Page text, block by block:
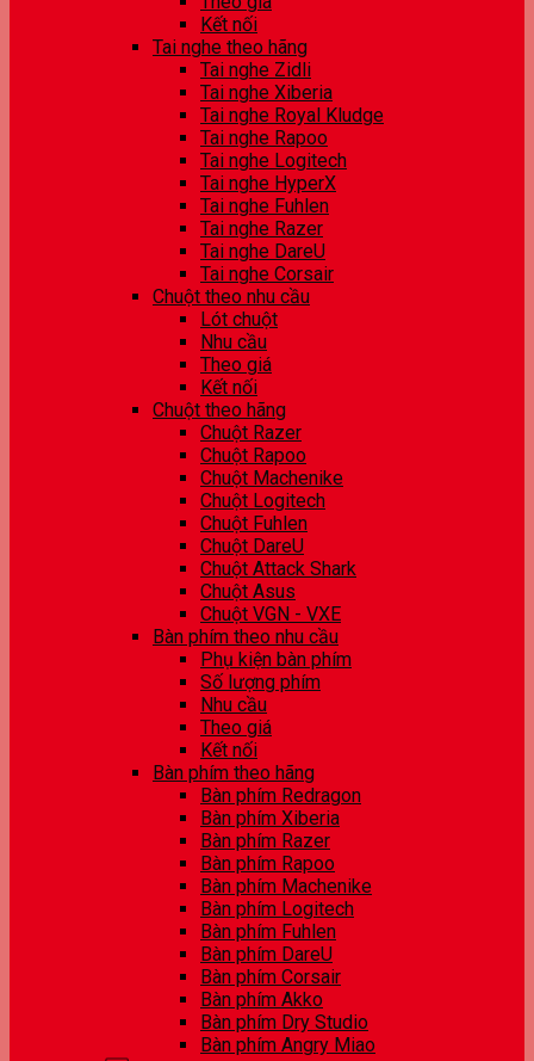
Kết nối
Tai nghe theo hãng
Tai nghe Zidli
Tai nghe Xiberia
Tai nghe Royal Kludge
Tai nghe Rapoo
Tai nghe Logitech
Tai nghe HyperX
Tai nghe Fuhlen
Tai nghe Razer
Tai nghe DareU
Tai nghe Corsair
Chuột theo nhu cầu
Lót chuột
Nhu cầu
Theo giá
Kết nối
Chuột theo hãng
Chuột Razer
Chuột Rapoo
Chuột Machenike
Chuột Logitech
Chuột Fuhlen
Chuột DareU
Chuột Attack Shark
Chuột Asus
Chuột VGN - VXE
Bàn phím theo nhu cầu
Phụ kiện bàn phím
Số lượng phím
Nhu cầu
Theo giá
Kết nối
Bàn phím theo hãng
Bàn phím Redragon
Bàn phím Xiberia
Bàn phím Razer
Bàn phím Rapoo
Bàn phím Machenike
Bàn phím Logitech
Bàn phím Fuhlen
Bàn phím DareU
Bàn phím Corsair
Bàn phím Akko
Bàn phím Dry Studio
Bàn phím Angry Miao